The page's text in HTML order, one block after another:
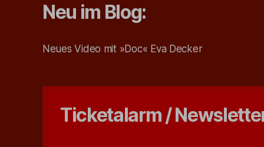
Neu im Blog:
Neues Video mit »Doc« Eva Decker
Ticketalarm /